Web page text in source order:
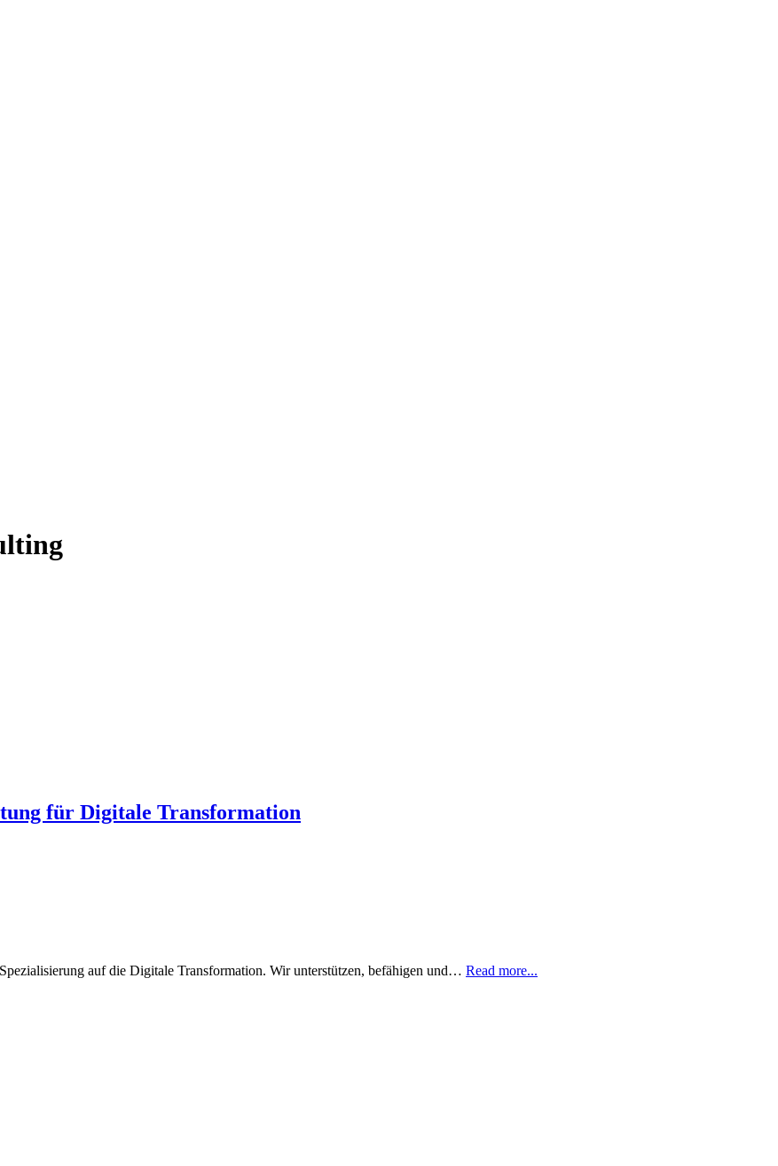
für Digitale Transformation
auf die Digitale Transformation. Wir unterstützen, befähigen und… Read more...